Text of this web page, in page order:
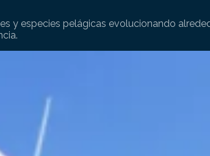
y especies pelágicas evolucionando